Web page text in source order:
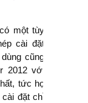
tay
cuộc
một tùy
cài đặt
cũng
2012 với
tức họ
đặt chỉ